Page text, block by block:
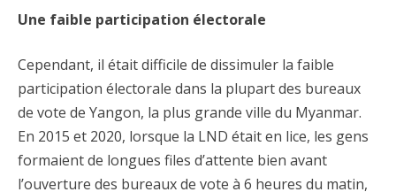
Une faible participation électorale
Cependant, il était difficile de dissimuler la faible
participation électorale dans la plupart des bureaux
de vote de Yangon, la plus grande ville du Myanmar.
En 2015 et 2020, lorsque la LND était en lice, les gens
formaient de longues files d’attente bien avant
l’ouverture des bureaux de vote à 6 heures du matin,